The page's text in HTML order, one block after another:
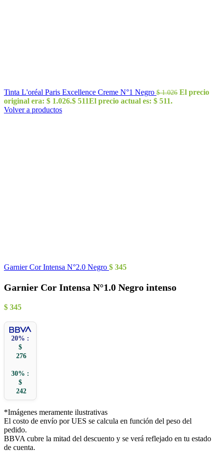
Tinta L'oréal Paris Excellence Creme N°1 Negro $1.026 El precio
original era: $ 1.026.$ 511El precio actual es: $ 511.
Volver a productos
Garnier Cor Intensa N°2.0 Negro $ 345
Garnier Cor Intensa N°1.0 Negro intenso
$ 345
20% :
$
276
30% :
$
242
*Imágenes meramente ilustrativas
El costo de envío por UES se calcula en función del peso del
pedido.
BBVA cubre la mitad del descuento y se verá reflejado en tu estado
de cuenta.